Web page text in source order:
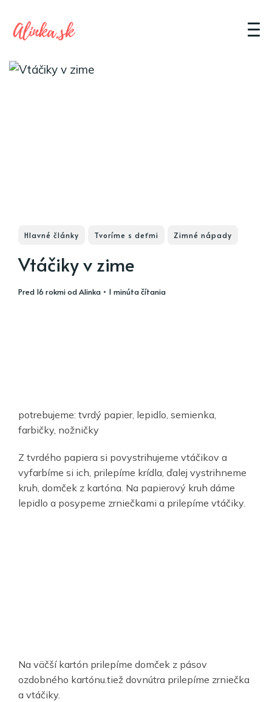
Hlavné články Tvoríme s deťmi Zimné nápady
Vtáčiky v zime
pred 16 rokmiodAlinka • 1 minúta čítania
potrebujeme: tvrdý papier, lepidlo, semienka,
farbičky, nožničky
Z tvrdého papiera si povystrihujeme vtáčikov a
vyfarbíme si ich, prilepíme krídla, ďalej vystrihneme
kruh, domček z kartóna. Na papierový kruh dáme
lepidlo a posypeme zrniečkami a prilepíme vtáčiky.
Na väčší kartón prilepíme domček z pásov
ozdobného kartónu.tiež dovnútra prilepíme zrniečka
a vtáčiky.